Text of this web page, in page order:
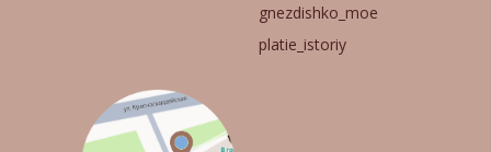
gnezdishko_moe
platie_istoriy